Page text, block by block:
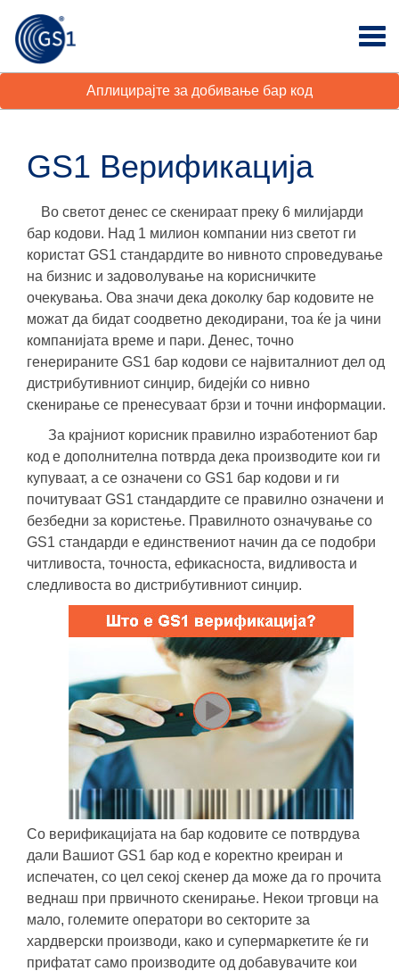
Аплицирајте за добивање бар код
GS1 Верификација
Во светот денес се скенираат преку 6 милијарди
бар кодови. Над 1 милион компании низ светот ги
користат GS1 стандардите во нивното спроведување
на бизнис и задоволување на корисничките
очекувања. Ова значи дека доколку бар кодовите не
можат да бидат соодветно декодирани, тоа ќе ја чини
компанијата време и пари. Денес, точно
генерираните GS1 бар кодови се највиталниот дел од
дистрибутивниот синџир, бидејќи со нивно
скенирање се пренесуваат брзи и точни информации.
За крајниот корисник правилно изработениот бар
код е дополнителна потврда дека производите кои ги
купуваат, а се означени со GS1 бар кодови и ги
почитуваат GS1 стандардите се правилно означени и
безбедни за користење. Правилното означување со
GS1 стандарди е единствениот начин да се подобри
читливоста, точноста, ефикасноста, видливоста и
следливоста во дистрибутивниот синџир.
Со верификацијата на бар кодовите се потврдува
дали Вашиот GS1 бар код е коректно креиран и
испечатен, со цел секој скенер да може да го прочита
веднаш при првичното скенирање. Некои трговци на
мало, големите оператори во секторите за
хардверски производи, како и супермаркетите ќе ги
прифатат само производите од добавувачите кои